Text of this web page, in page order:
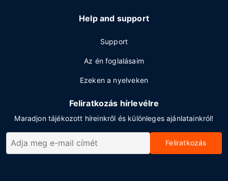
Help and support
Support
Az én foglalásaim
Ezeken a nyelveken
Feliratkozás hírlevélre
Maradjon tájékozott híreinkről és különleges ajánlatainkról!
Feliratkozás